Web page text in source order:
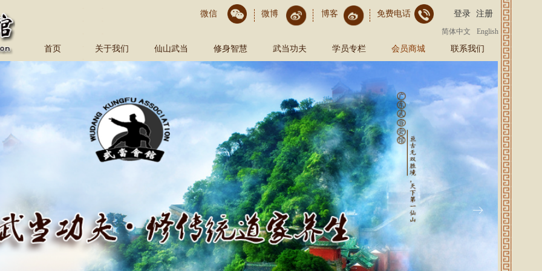
免费电话
博客
微博
微信 登录 注册
简体中文 English
ꁹ
首页 关于我们 仙山武当 修身智慧 武当功夫 学员专栏 会员商城 联系我们